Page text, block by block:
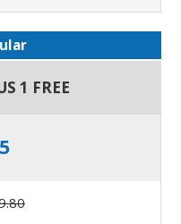
1 FREE